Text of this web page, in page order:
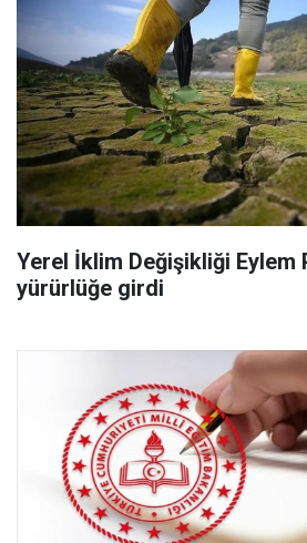
Yerel İklim Değişikliği Eylem
yürürlüğe girdi